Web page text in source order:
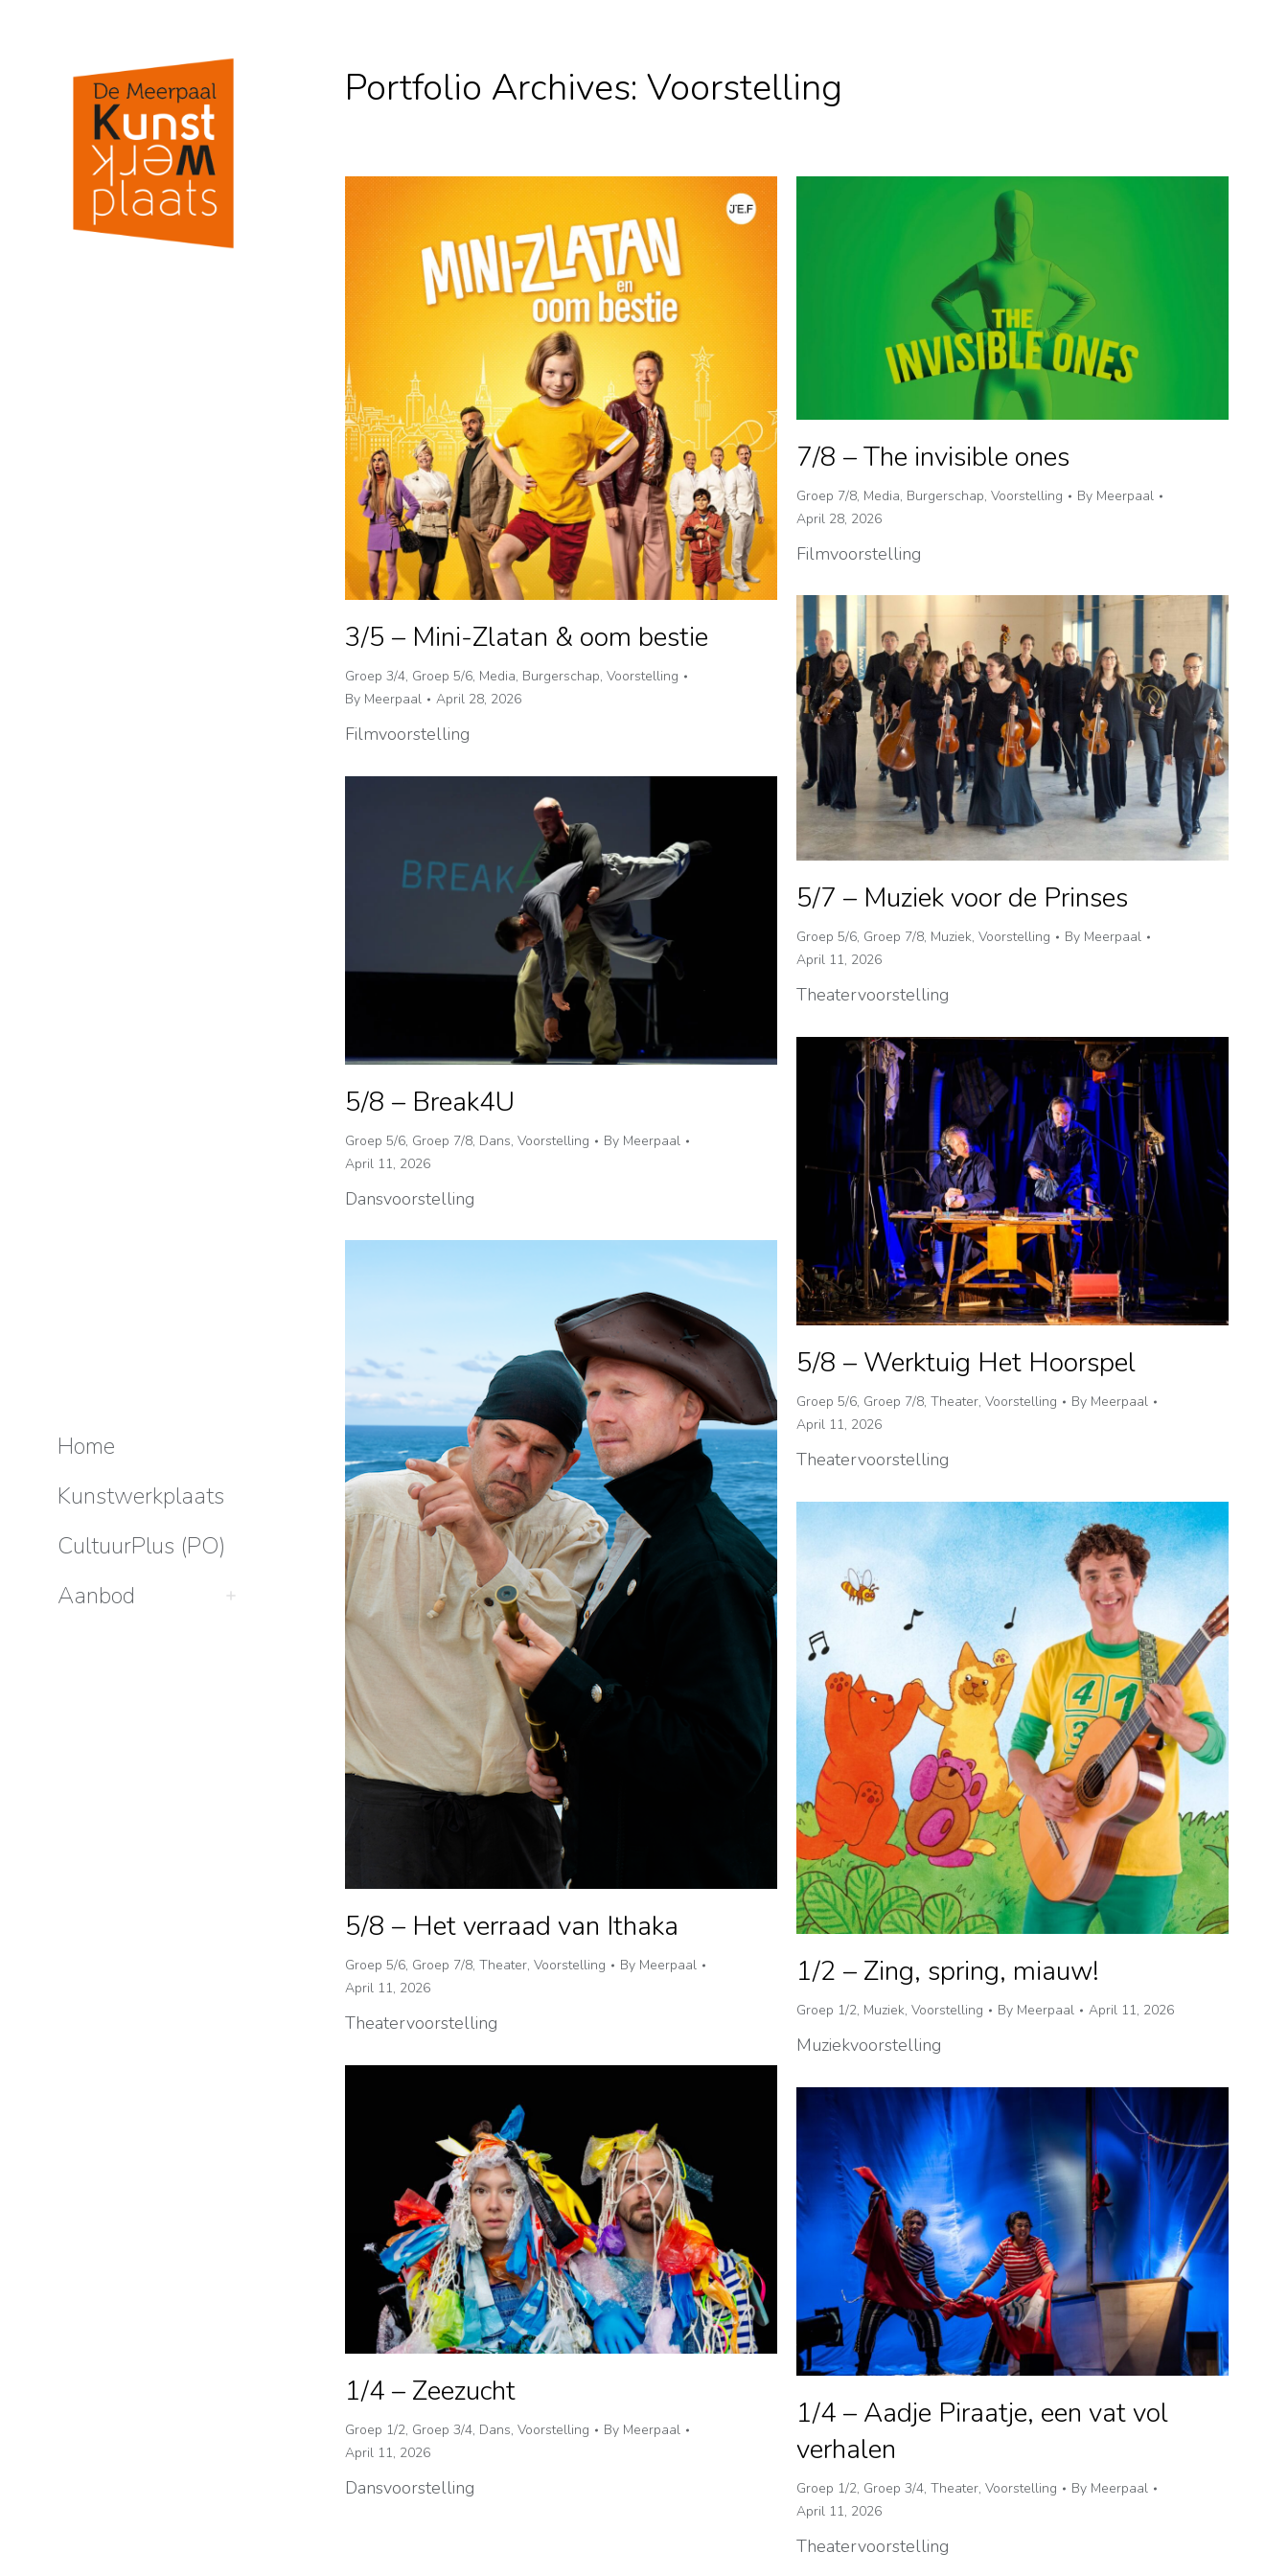
Home
Kunstwerkplaats
CultuurPlus (PO)
Aanbod
Portfolio Archives: Voorstelling
3/5 – Mini-Zlatan & oom bestie
Groep 3/4, Groep 5/6, Media, Burgerschap, Voorstelling
By Meerpaal April 28, 2026
Filmvoorstelling
7/8 – The invisible ones
Groep 7/8, Media, Burgerschap, Voorstelling By Meerpaal
April 28, 2026
Filmvoorstelling
5/7 – Muziek voor de Prinses
Groep 5/6, Groep 7/8, Muziek, Voorstelling By Meerpaal
April 11, 2026
Theatervoorstelling
5/8 – Break4U
Groep 5/6, Groep 7/8, Dans, Voorstelling By Meerpaal
April 11, 2026
Dansvoorstelling
5/8 – Werktuig Het Hoorspel
Groep 5/6, Groep 7/8, Theater, Voorstelling By Meerpaal
April 11, 2026
Theatervoorstelling
5/8 – Het verraad van Ithaka
Groep 5/6, Groep 7/8, Theater, Voorstelling By Meerpaal
April 11, 2026
Theatervoorstelling
1/2 – Zing, spring, miauw!
Groep 1/2, Muziek, Voorstelling By Meerpaal April 11, 2026
Muziekvoorstelling
1/4 – Zeezucht
Groep 1/2, Groep 3/4, Dans, Voorstelling By Meerpaal
April 11, 2026
Dansvoorstelling
1/4 – Aadje Piraatje, een vat vol
verhalen
Groep 1/2, Groep 3/4, Theater, Voorstelling By Meerpaal
April 11, 2026
Theatervoorstelling